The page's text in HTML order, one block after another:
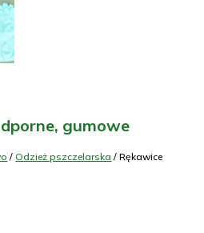
gumowe
/ Odzież pszczelarska / Rękawice